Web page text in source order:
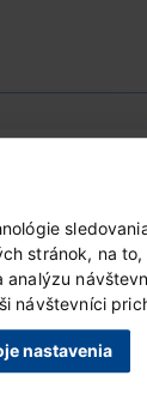
stránok, na
analýzu
návštevníci
nastavenia